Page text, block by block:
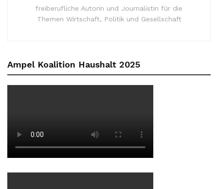
freiberufliche Autorin und Journalistin für die
Themen Wirtschaft, Politik und Gesellschaft
Ampel Koalition Haushalt 2025